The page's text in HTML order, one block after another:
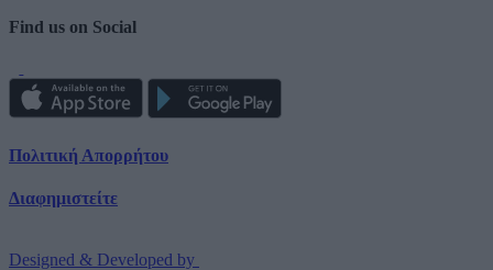
Find us on Social
Πολιτική Απορρήτου
Διαφημιστείτε
Designed & Developed by